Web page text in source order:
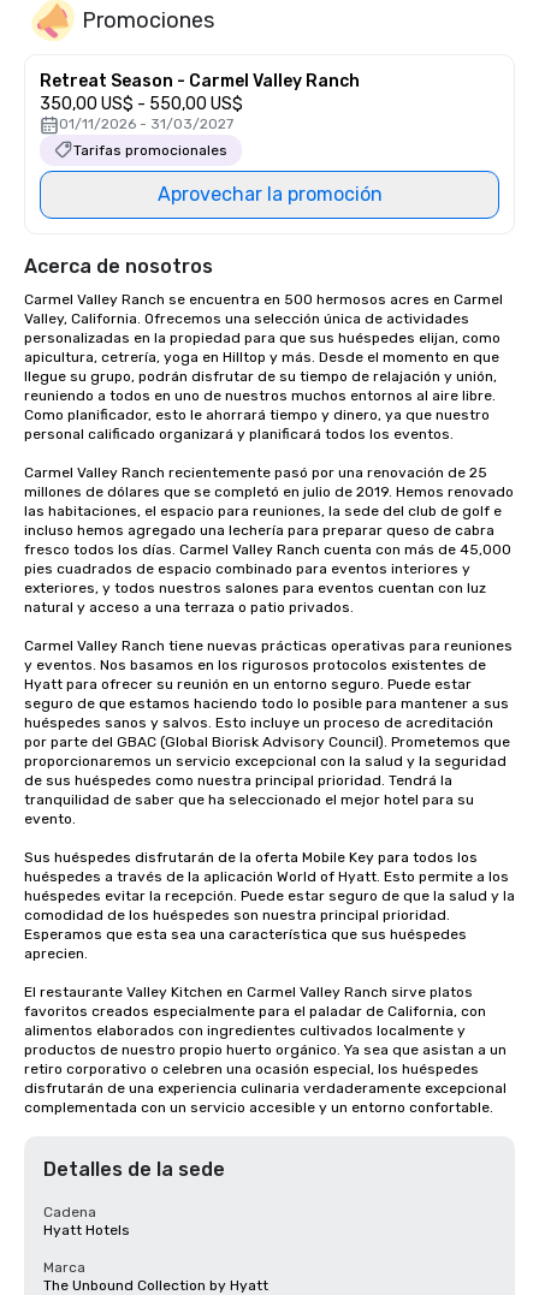
Promociones
Retreat Season - Carmel Valley Ranch
350,00 US$ - 550,00 US$
01/11/2026 - 31/03/2027
Tarifas promocionales
Aprovechar la promoción
Acerca de nosotros
Carmel Valley Ranch se encuentra en 500 hermosos acres en Carmel
Valley, California. Ofrecemos una selección única de actividades
personalizadas en la propiedad para que sus huéspedes elijan, como
apicultura, cetrería, yoga en Hilltop y más. Desde el momento en que
llegue su grupo, podrán disfrutar de su tiempo de relajación y unión,
reuniendo a todos en uno de nuestros muchos entornos al aire libre.
Como planificador, esto le ahorrará tiempo y dinero, ya que nuestro
personal calificado organizará y planificará todos los eventos.
Carmel Valley Ranch recientemente pasó por una renovación de 25
millones de dólares que se completó en julio de 2019. Hemos renovado
las habitaciones, el espacio para reuniones, la sede del club de golf e
incluso hemos agregado una lechería para preparar queso de cabra
fresco todos los días. Carmel Valley Ranch cuenta con más de 45,000
pies cuadrados de espacio combinado para eventos interiores y
exteriores, y todos nuestros salones para eventos cuentan con luz
natural y acceso a una terraza o patio privados.
Carmel Valley Ranch tiene nuevas prácticas operativas para reuniones
y eventos. Nos basamos en los rigurosos protocolos existentes de
Hyatt para ofrecer su reunión en un entorno seguro. Puede estar
seguro de que estamos haciendo todo lo posible para mantener a sus
huéspedes sanos y salvos. Esto incluye un proceso de acreditación
por parte del GBAC (Global Biorisk Advisory Council). Prometemos que
proporcionaremos un servicio excepcional con la salud y la seguridad
de sus huéspedes como nuestra principal prioridad. Tendrá la
tranquilidad de saber que ha seleccionado el mejor hotel para su
evento.
Sus huéspedes disfrutarán de la oferta Mobile Key para todos los
huéspedes a través de la aplicación World of Hyatt. Esto permite a los
huéspedes evitar la recepción. Puede estar seguro de que la salud y la
comodidad de los huéspedes son nuestra principal prioridad.
Esperamos que esta sea una característica que sus huéspedes
aprecien.
El restaurante Valley Kitchen en Carmel Valley Ranch sirve platos
favoritos creados especialmente para el paladar de California, con
alimentos elaborados con ingredientes cultivados localmente y
productos de nuestro propio huerto orgánico. Ya sea que asistan a un
retiro corporativo o celebren una ocasión especial, los huéspedes
disfrutarán de una experiencia culinaria verdaderamente excepcional
complementada con un servicio accesible y un entorno confortable.
Detalles de la sede
Cadena
Hyatt Hotels
Marca
The Unbound Collection by Hyatt